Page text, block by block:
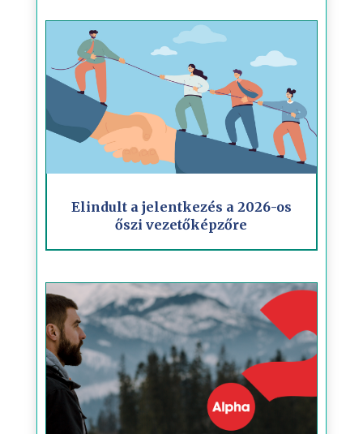
Elindult a jelentkezés a 2026-os
őszi vezetőképzőre